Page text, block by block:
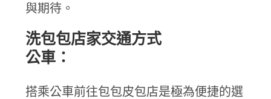
與期待。
洗包包店家交通方式
公車：
搭乘公車前往包包皮包店是極為便捷的選